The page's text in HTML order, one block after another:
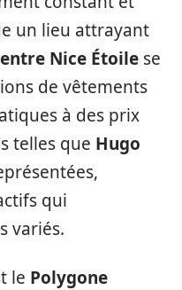
un lieu attrayant
Nice Étoile se
de vêtements
à des prix
telles que Hugo
qui
variés.
le Polygone